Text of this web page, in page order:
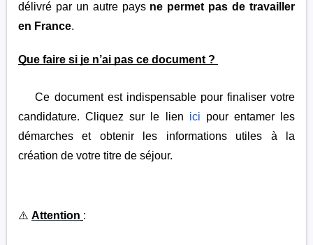
délivré par un autre pays ne permet pas de travailler
en France.
Que faire si je n’ai pas ce document ?
Ce document est indispensable pour finaliser votre
candidature. Cliquez sur le lien ici pour entamer les
démarches et obtenir les informations utiles à la
création de votre titre de séjour.
⚠️ Attention :